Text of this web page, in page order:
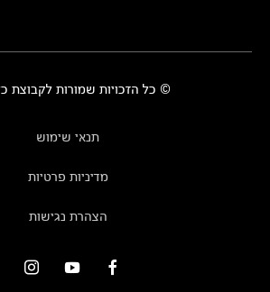
© כל הזכויות שמורות לקבוצת
תנאי שימוש
מדיניות פרטיות
הצהרת נגישות